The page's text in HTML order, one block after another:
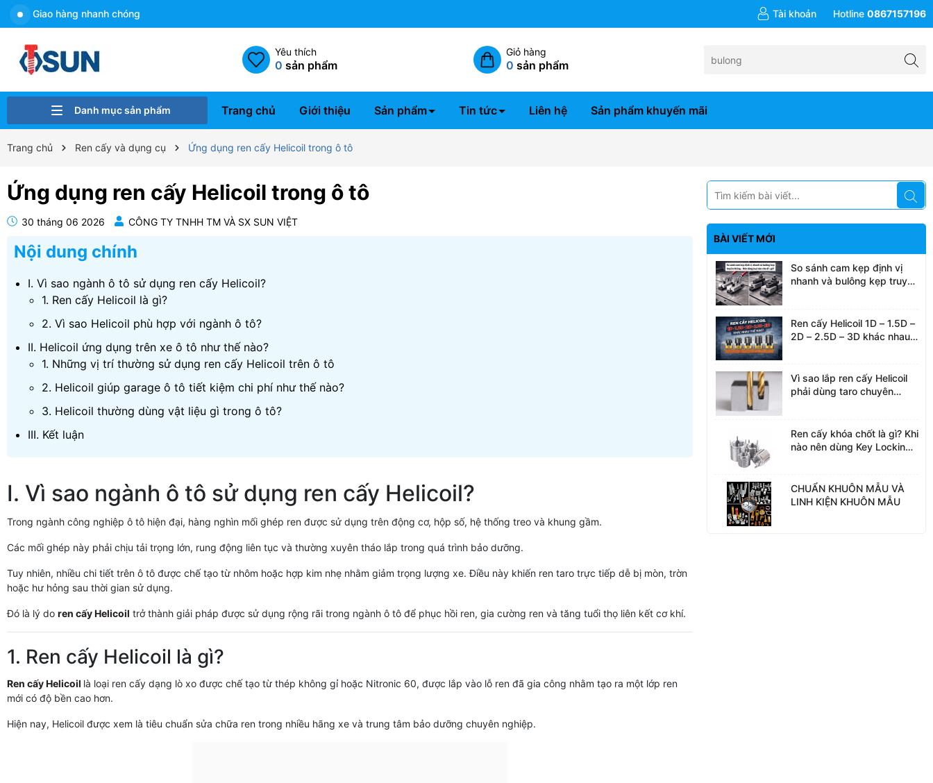
Miễn phí giao hàng nội thành đơn hàng từ 10tr Tài khoản Hotline 0867157196
Yêu thích
0 sản phẩm
Giỏ hàng
0 sản phẩm
Danh mục sản phẩm Trang chủ Giới thiệu Sản phẩm Tin tức Liên hệ Sản phẩm khuyến mãi
Trang chủ Ren cấy và dụng cụ Ứng dụng ren cấy Helicoil trong ô tô
Ứng dụng ren cấy Helicoil trong ô tô
30 tháng 06 2026 CÔNG TY TNHH TM VÀ SX SUN VIỆT
Nội dung chính
I. Vì sao ngành ô tô sử dụng ren cấy Helicoil?
1. Ren cấy Helicoil là gì?
2. Vì sao Helicoil phù hợp với ngành ô tô?
II. Helicoil ứng dụng trên xe ô tô như thế nào?
1. Những vị trí thường sử dụng ren cấy Helicoil trên ô tô
2. Helicoil giúp garage ô tô tiết kiệm chi phí như thế nào?
3. Helicoil thường dùng vật liệu gì trong ô tô?
III. Kết luận
I. Vì sao ngành ô tô sử dụng ren cấy Helicoil?
Trong ngành công nghiệp ô tô hiện đại, hàng nghìn mối ghép ren được sử dụng trên động cơ, hộp số, hệ thống treo và khung gầm.
Các mối ghép này phải chịu tải trọng lớn, rung động liên tục và thường xuyên tháo lắp trong quá trình bảo dưỡng.
Tuy nhiên, nhiều chi tiết trên ô tô được chế tạo từ nhôm hoặc hợp kim nhẹ nhằm giảm trọng lượng xe. Điều này khiến ren taro trực tiếp dễ bị mòn, trờn
hoặc hư hỏng sau thời gian sử dụng.
Đó là lý do ren cấy Helicoil trở thành giải pháp được sử dụng rộng rãi trong ngành ô tô để phục hồi ren, gia cường ren và tăng tuổi thọ liên kết cơ khí.
1. Ren cấy Helicoil là gì?
Ren cấy Helicoil là loại ren cấy dạng lò xo được chế tạo từ thép không gỉ hoặc Nitronic 60, được lắp vào lỗ ren đã gia công nhằm tạo ra một lớp ren
mới có độ bền cao hơn.
Hiện nay, Helicoil được xem là tiêu chuẩn sửa chữa ren trong nhiều hãng xe và trung tâm bảo dưỡng chuyên nghiệp.
BÀI VIẾT MỚI
So sánh cam kẹp định vị
nhanh và bulông kẹp truyền
Ren cấy Helicoil 1D – 1.5D –
2D – 2.5D – 3D khác nhau
Vì sao lắp ren cấy Helicoil
phải dùng taro chuyên
Ren cấy khóa chốt là gì? Khi
nào nên dùng Key Locking
CHUẨN KHUÔN MẪU VÀ
LINH KIỆN KHUÔN MẪU